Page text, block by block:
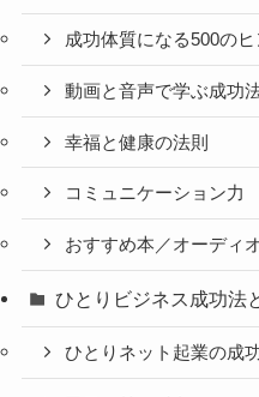
成功体質になる500のヒ
動画と音声で学ぶ成功
幸福と健康の法則
コミュニケーション力
おすすめ本／オーディ
ひとりビジネス成功法
ひとりネット起業の成